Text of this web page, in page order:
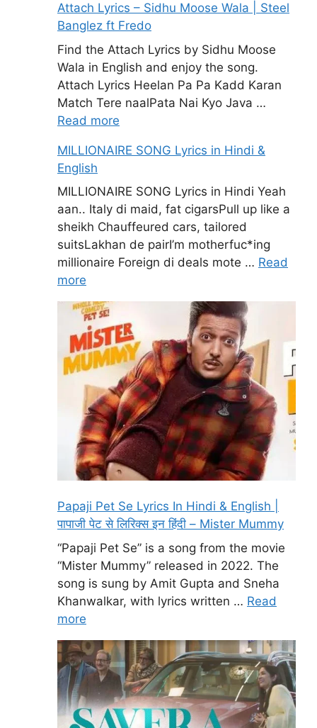
Attach Lyrics – Sidhu Moose Wala | Steel
Banglez ft Fredo
Find the Attach Lyrics by Sidhu Moose
Wala in English and enjoy the song.
Attach Lyrics Heelan Pa Pa Kadd Karan
Match Tere naalPata Nai Kyo Java …
Read more
MILLIONAIRE SONG Lyrics in Hindi &
English
MILLIONAIRE SONG Lyrics in Hindi Yeah
aan.. Italy di maid, fat cigarsPull up like a
sheikh Chauffeured cars, tailored
suitsLakhan de pairI’m motherfuc*ing
millionaire Foreign di deals mote … Read
more
Papaji Pet Se Lyrics In Hindi & English |
पापाजी पेट से लिरिक्स इन हिंदी – Mister Mummy
“Papaji Pet Se” is a song from the movie
“Mister Mummy” released in 2022. The
song is sung by Amit Gupta and Sneha
Khanwalkar, with lyrics written … Read
more